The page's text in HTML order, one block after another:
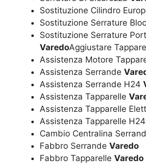
Sostituzione Cilindro
Sostituzione Serrature
Sostituzione Serrature
VaredoAggiustare
Assistenza Motore
Assistenza Serrande
Assistenza Serrande H24
Assistenza Tapparelle
Assistenza Tapparelle
Assistenza Tapparelle H24
Cambio Centralina
Fabbro Serrande Varedo
Fabbro Tapparelle Varedo